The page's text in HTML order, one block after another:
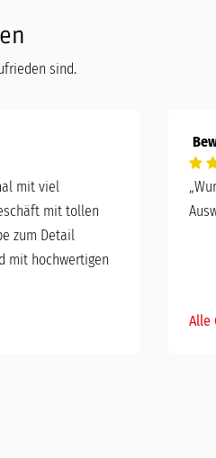
sind.
mit viel
mit tollen
zum Detail
mit hochwertigen
Alle